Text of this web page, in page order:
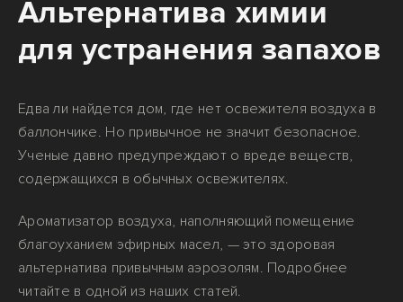
Альтернатива химии
для устранения запахов
Едва ли найдется дом, где нет освежителя воздуха в
баллончике. Но привычное не значит безопасное.
Ученые давно предупреждают о вреде веществ,
содержащихся в обычных освежителях.
Ароматизатор воздуха, наполняющий помещение
благоуханием эфирных масел, — это здоровая
альтернатива привычным аэрозолям. Подробнее
читайте в одной из наших статей.